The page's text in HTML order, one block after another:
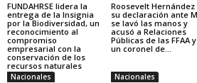
FUNDAHRSE lidera la
entrega de la Insignia
por la Biodiversidad, un
reconocimiento al
compromiso
empresarial con la
conservación de los
recursos naturales
Roosevelt Hernández
su declaración ante
se lavó las manos y
acusó a Relaciones
Públicas de las FFAA
un coronel de...
Nacionales Nacionales